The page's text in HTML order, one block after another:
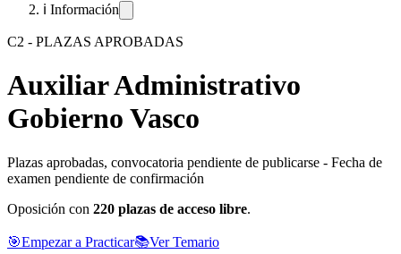
ℹ️ Información
C2 - PLAZAS APROBADAS
Auxiliar Administrativo
Gobierno Vasco
Plazas aprobadas, convocatoria pendiente de publicarse - Fecha de
examen pendiente de confirmación
Oposición con 220 plazas de acceso libre.
🎯Empezar a Practicar📚Ver Temario